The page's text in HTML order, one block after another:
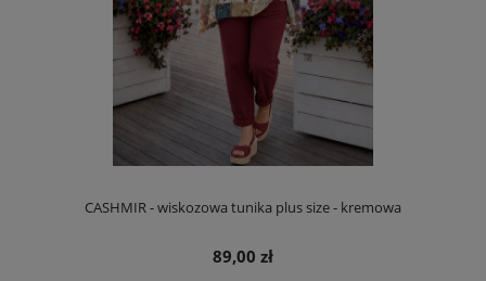
CASHMIR - wiskozowa tunika plus size - kremowa
89,00 zł